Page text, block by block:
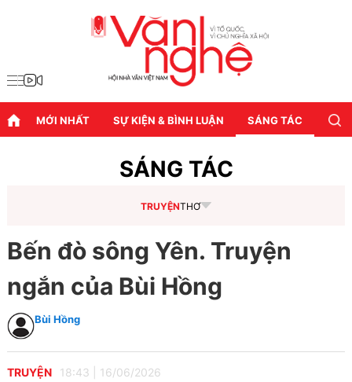
MỚI NHẤT SỰ KIỆN & BÌNH LUẬN SÁNG TÁC
SÁNG TÁC
TRUYỆNTHƠ
Bến đò sông Yên. Truyện
ngắn của Bùi Hồng
Bùi Hồng
TRUYỆN 18:43 16/06/2026